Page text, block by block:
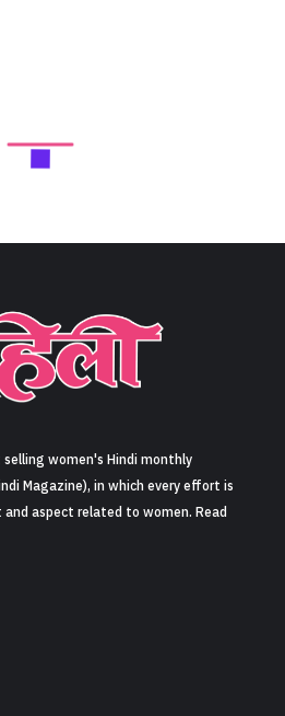
women's Hindi monthly
Magazine), in which every effort is
aspect related to women. Read